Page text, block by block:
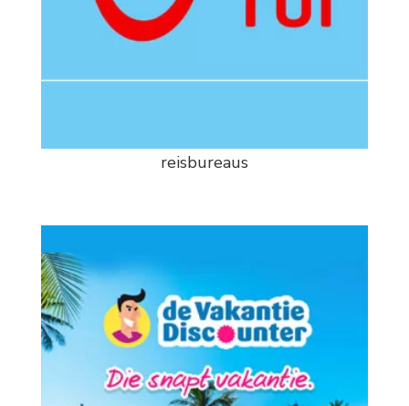
reisbureaus